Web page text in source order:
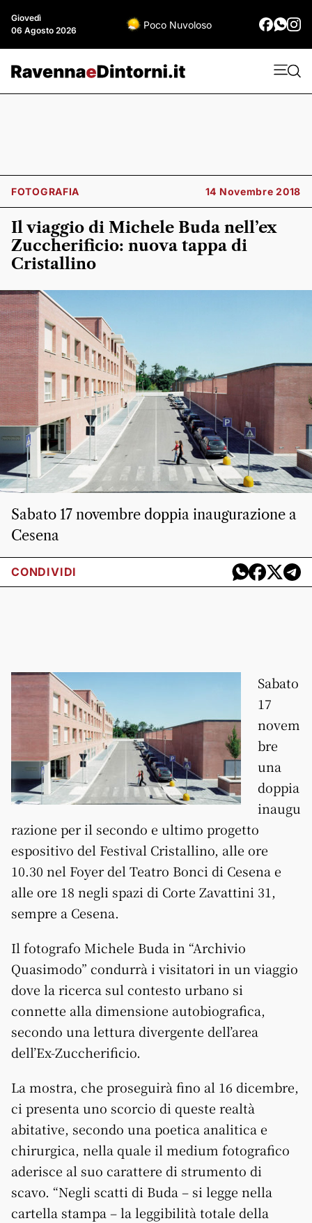
Giovedì
06 Agosto 2026
Poco Nuvoloso
FOTOGRAFIA 14 Novembre 2018
Il viaggio di Michele Buda nell’ex
Zuccherificio: nuova tappa di
Cristallino
Sabato 17 novembre doppia inaugurazione a
Cesena
CONDIVIDI
Sabato
17
novem
bre
una
doppia
inaugu
razione per il secondo e ultimo progetto
espositivo del Festival Cristallino, alle ore
10.30 nel Foyer del Teatro Bonci di Cesena e
alle ore 18 negli spazi di Corte Zavattini 31,
sempre a Cesena.
Il fotografo Michele Buda in “Archivio
Quasimodo” condurrà i visitatori in un viaggio
dove la ricerca sul contesto urbano si
connette alla dimensione autobiografica,
secondo una lettura divergente dell’area
dell’Ex-Zuccherificio.
La mostra, che proseguirà fino al 16 dicembre,
ci presenta uno scorcio di queste realtà
abitative, secondo una poetica analitica e
chirurgica, nella quale il medium fotografico
aderisce al suo carattere di strumento di
scavo. “Negli scatti di Buda – si legge nella
cartella stampa – la leggibilità totale della